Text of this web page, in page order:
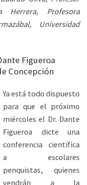
Herrera, Profesora
Universidad
Figueroa
Concepción
Ya está todo dispuesto
para que el próximo
miércoles el Dr. Dante
Figueroa dicte una
conferencia científica
a escolares
penquistas, quienes
vendrán a la